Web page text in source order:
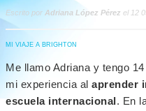
Escrito por Adriana López Pérez el 12
MI VIAJE A BRIGHTON
Me llamo Adriana y tengo
mi experiencia al aprender
escuela internacional. En